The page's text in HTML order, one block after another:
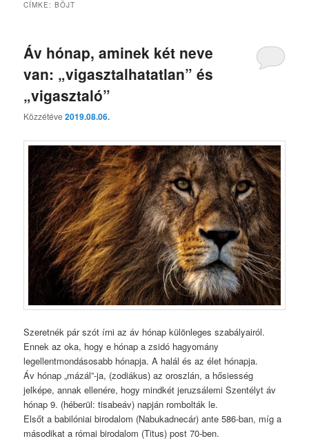
CÍMKE:BÖJT
Áv hónap, aminek két neve
van: „vigasztalhatatlan” és
„vigasztaló”
Közzétéve2019.08.06.
Szeretnék pár szót írni az áv hónap különleges szabályairól.
Ennek az oka, hogy e hónap a zsidó hagyomány
legellentmondásosabb hónapja. A halál és az élet hónapja.
Áv hónap „mázál”-ja, (zodiákus) az oroszlán, a hősiesség
jelképe, annak ellenére, hogy mindkét jeruzsálemi Szentélyt áv
hónap 9. (héberül: tisabeáv) napján rombolták le.
Elsőt a babilóniai birodalom (Nabukadnecár) ante 586-ban, míg a
másodikat a római birodalom (Titus) post 70-ben.